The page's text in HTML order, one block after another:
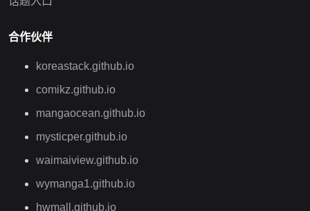
合作伙伴
koreastack.github.io
comikz.github.io
mangaocean.github.io
mysticper.github.io
waimaiview.github.io
wymanga1.github.io
hwmall.github.io